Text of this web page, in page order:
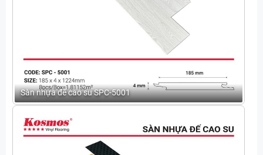
Sàn nhựa đế cao su SPC-5001